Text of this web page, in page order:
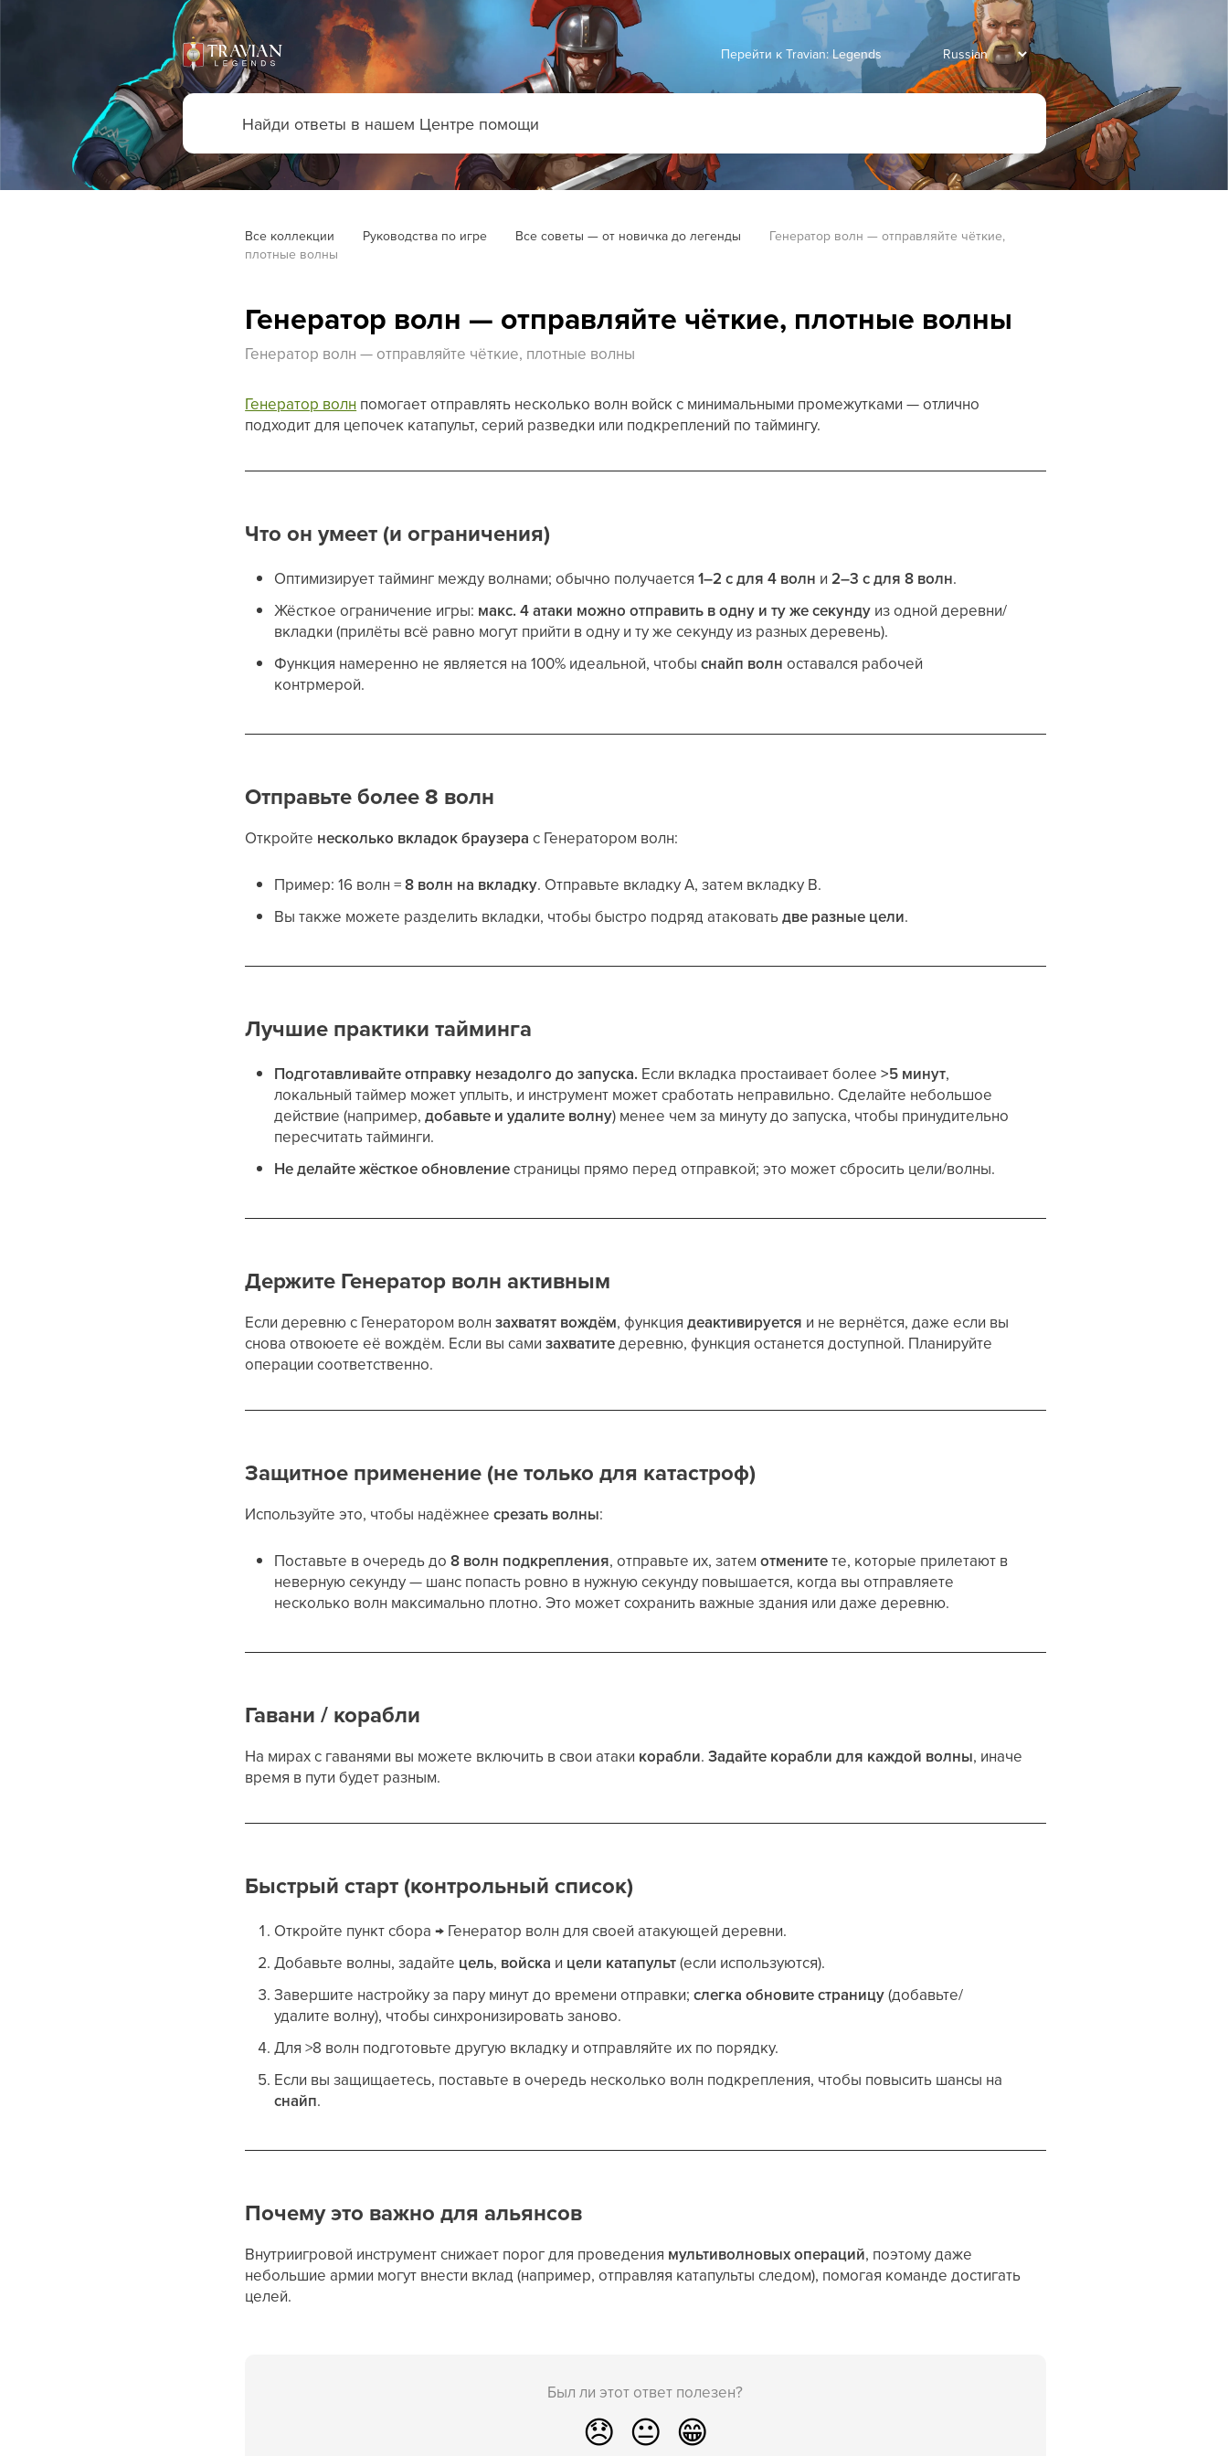
Перейти к Travian: Legends
Все коллекции Руководства по игре Все советы — от новичка до легенды
Генератор волн — отправляйте чёткие,
плотные волны
Генератор волн — отправляйте чёткие, плотные волны
Генератор волн — отправляйте чёткие, плотные волны
Генератор волн помогает отправлять несколько волн войск с минимальными промежутками — отлично
подходит для цепочек катапульт, серий разведки или подкреплений по таймингу.
Что он умеет (и ограничения)
Оптимизирует тайминг между волнами; обычно получается1–2 с для 4 волн и2–3 с для 8 волн.
Жёсткое ограничение игры: макс. 4 атаки можно отправить в одну и ту же секунду из одной деревни/
вкладки (прилёты всё равно могут прийти в одну и ту же секунду из разных деревень).
Функция намеренно не является на 100% идеальной, чтобыснайп волн оставался рабочей
контрмерой.
Отправьте более 8 волн
Откройте несколько вкладок браузера с Генератором волн:
Пример: 16 волн =8 волн на вкладку. Отправьте вкладку A, затем вкладку B.
Вы также можете разделить вкладки, чтобы быстро подряд атаковатьдве разные цели.
Лучшие практики тайминга
Подготавливайте отправку незадолго до запуска. Если вкладка простаивает более>5 минут,
локальный таймер может уплыть, и инструмент может сработать неправильно. Сделайте небольшое
действие (например,добавьте и удалите волну) менее чем за минуту до запуска, чтобы принудительно
пересчитать тайминги.
Не делайте жёсткое обновлениестраницы прямо перед отправкой; это может сбросить цели/волны.
Держите Генератор волн активным
Если деревню с Генератором волнзахватят вождём, функциядеактивируется и не вернётся, даже если вы
снова отвоюете её вождём. Если вы самизахватитедеревню, функция останется доступной. Планируйте
операции соответственно.
Защитное применение (не только для катастроф)
Используйте это, чтобы надёжнеесрезать волны:
Поставьте в очередь до8 волн подкрепления, отправьте их, затемотменитете, которые прилетают в
неверную секунду — шанс попасть ровно в нужную секунду повышается, когда вы отправляете
несколько волн максимально плотно. Это может сохранить важные здания или даже деревню.
Гавани / корабли
На мирах с гаванями вы можете включить в свои атаки корабли.Задайте корабли для каждой волны, иначе
время в пути будет разным.
Быстрый старт (контрольный список)
Откройте пункт сбора → Генератор волн для своей атакующей деревни.
Добавьте волны, задайте цель, войска и цели катапульт(если используются).
Завершите настройку за пару минут до времени отправки;слегка обновите страницу(добавьте/
удалите волну), чтобы синхронизировать заново.
Для >8 волн подготовьте другую вкладку и отправляйте их по порядку.
Если вы защищаетесь, поставьте в очередь несколько волн подкрепления, чтобы повысить шансы на
снайп.
Почему это важно для альянсов
Внутриигровой инструмент снижает порог для проведения мультиволновых операций, поэтому даже
небольшие армии могут внести вклад (например, отправляя катапульты следом), помогая команде достигать
целей.
Был ли этот ответ полезен?
😞 😐 😁